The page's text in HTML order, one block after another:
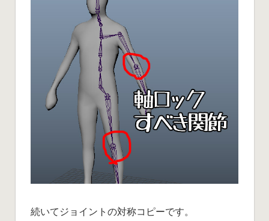
続いてジョイントの対称コピーです。